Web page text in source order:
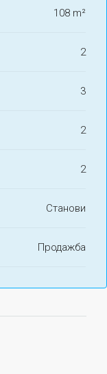
108 m²
2
3
2
2
Станови
Продажба